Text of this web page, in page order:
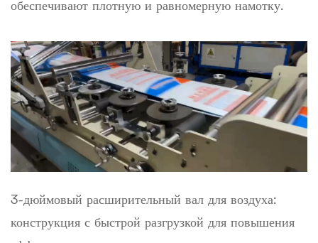
обеспечивают плотную и равномерную намотку.
3-дюймовый расширительный вал для воздуха:
конструкция с быстрой разгрузкой для повышения